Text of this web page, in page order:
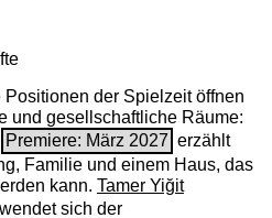
der Spielzeit öffnen
und gesellschaftliche Räume:
Premiere: März 2027 erzählt
Familie und einem Haus, das
kann. Tamer Yiğit
wendet sich der